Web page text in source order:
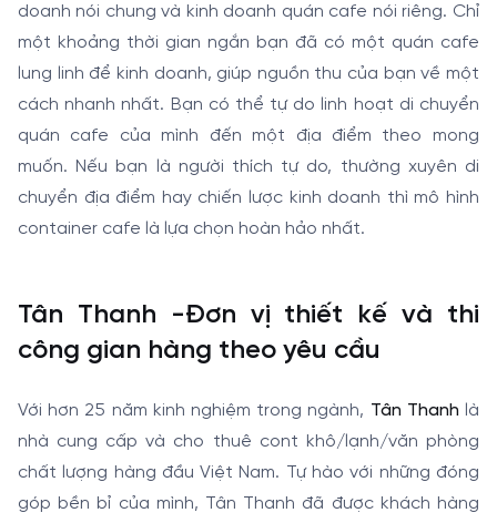
doanh nói chung và kinh doanh quán cafe nói riêng. Chỉ
một khoảng thời gian ngắn bạn đã có một quán cafe
lung linh để kinh doanh, giúp nguồn thu của bạn về một
cách nhanh nhất. Bạn có thể tự do linh hoạt di chuyển
quán cafe của mình đến một địa điểm theo mong
muốn. Nếu bạn là người thích tự do, thường xuyên di
chuyển địa điểm hay chiến lược kinh doanh thì mô hình
container cafe là lựa chọn hoàn hảo nhất.
Tân Thanh -Đơn vị thiết kế và thi
công gian hàng theo yêu cầu
Với hơn 25 năm kinh nghiệm trong ngành, Tân Thanh là
nhà cung cấp và cho thuê cont khô/lạnh/văn phòng
chất lượng hàng đầu Việt Nam. Tự hào với những đóng
góp bền bỉ của mình, Tân Thanh đã được khách hàng